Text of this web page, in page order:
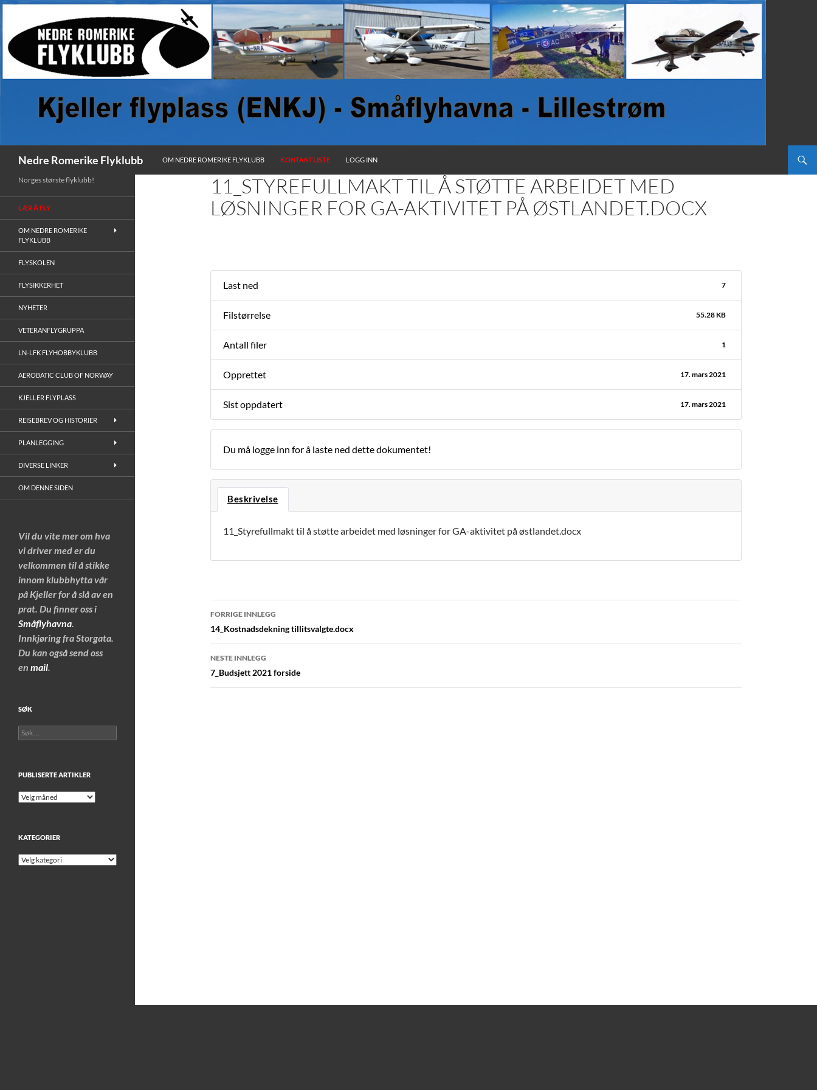
Nedre Romerike Flyklubb
OM NEDRE ROMERIKE FLYKLUBB
KONTAKTLISTE LOGG INN
11_STYREFULLMAKT TIL Å STØTTE ARBEIDET MED
LØSNINGER FOR GA-AKTIVITET PÅ ØSTLANDET.DOCX
Last ned 7
Filstørrelse 55.28 KB
Antall filer 1
Opprettet 17. mars 2021
Sist oppdatert 17. mars 2021
Du må logge inn for å laste ned dette dokumentet!
Beskrivelse
11_Styrefullmakt til å støtte arbeidet med løsninger for GA-aktivitet på østlandet.docx
Innleggsnavigasjon
FORRIGE INNLEGG
14_Kostnadsdekning tillitsvalgte.docx
NESTE INNLEGG
7_Budsjett 2021 forside
Norges største flyklubb!
LÆR Å FLY
OM NEDRE ROMERIKE
FLYKLUBB
FLYSKOLEN
FLYSIKKERHET
NYHETER
VETERANFLYGRUPPA
LN-LFK FLYHOBBYKLUBB
AEROBATIC CLUB OF NORWAY
KJELLER FLYPLASS
REISEBREV OG HISTORIER
PLANLEGGING
DIVERSE LINKER
OM DENNE SIDEN
Vil du vite mer om hva
vi driver med er du
velkommen til å stikke
innom klubbhytta vår
på Kjeller for å slå av en
prat. Du finner oss i
Småflyhavna.
Innkjøring fra Storgata.
Du kan også send oss
en mail.
SØK
Søk
etter:
PUBLISERTE ARTIKLER
Publiserte
KATEGORIER
Kategorier